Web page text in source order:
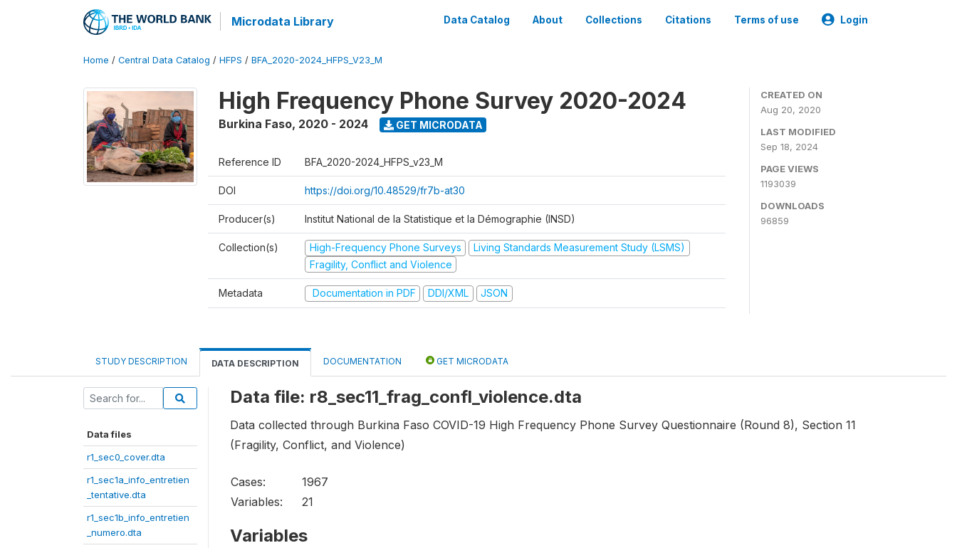
Microdata Library Data Catalog About Collections Citations Terms of use Login
Home / Central Data Catalog / HFPS / BFA_2020-2024_HFPS_V23_M
High Frequency Phone Survey 2020-2024
Burkina Faso, 2020 - 2024 GET MICRODATA
Reference ID BFA_2020-2024_HFPS_v23_M
DOI https://doi.org/10.48529/fr7b-at30
Producer(s) Institut National de la Statistique et la Démographie (INSD)
Collection(s) High-Frequency Phone Surveys
Living Standards Measurement Study (LSMS)
Fragility, Conflict and Violence
Metadata Documentation in PDF DDI/XML JSON
CREATED ON
Aug 20, 2020
LAST MODIFIED
Sep 18, 2024
PAGE VIEWS
1193039
DOWNLOADS
96859
STUDY DESCRIPTION DATA DESCRIPTION DOCUMENTATION GET MICRODATA
Data files
r1_sec0_cover.dta
r1_sec1a_info_entretien
_tentative.dta
r1_sec1b_info_entretien
_numero.dta
Data file: r8_sec11_frag_confl_violence.dta
Data collected through Burkina Faso COVID-19 High Frequency Phone Survey Questionnaire (Round 8), Section 11
(Fragility, Conflict, and Violence)
Cases:
1967
Variables:
21
Variables